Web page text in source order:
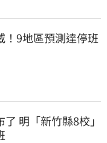
！9地區預測達停班
明「新竹縣8校」